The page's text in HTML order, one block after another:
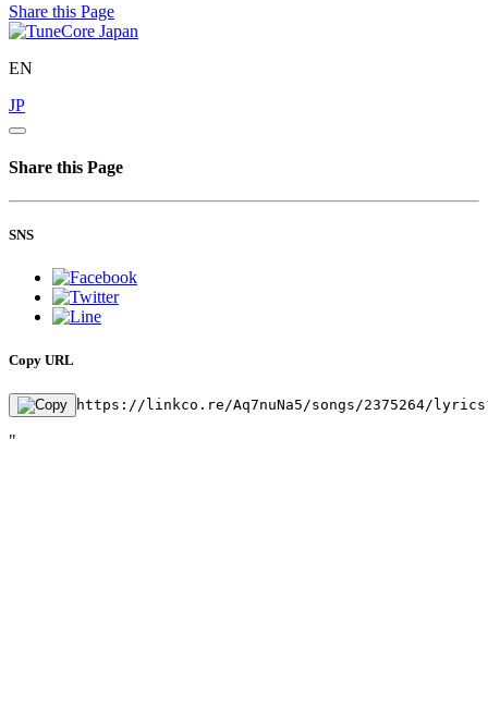
Share this Page
EN
JP
Share this Page
SNS
Copy URL
https://linkco.re/Aq7nuNa5/songs/2375264/
"